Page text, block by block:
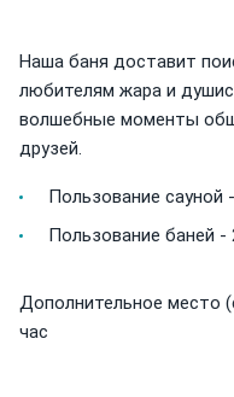
Наша баня доставит
любителям жара и
волшебные моменты
друзей.
Пользование сауной
Пользование баней -
Дополнительное место
час